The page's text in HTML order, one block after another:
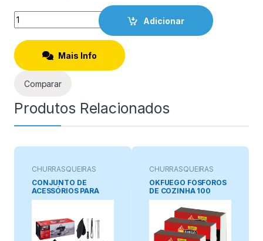
Quantity
Adicionar
Mais Info
Comparar
Produtos Relacionados
CHURRASQUEIRAS
CONJUNTO DE
ACESSÓRIOS PARA
CHURRASCO, 24 peças
CHURRASQUEIRAS
OKFUEGO FÓSFOROS
DE COZINHA 100
peças x 3 CAIXAS